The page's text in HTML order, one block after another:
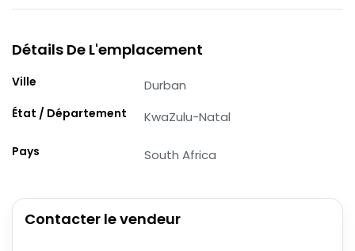
Détails De L'emplacement
Ville Durban
État / Département KwaZulu-Natal
Pays South Africa
Contacter le vendeur